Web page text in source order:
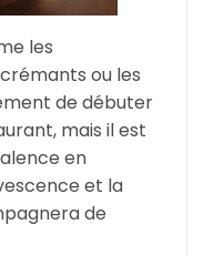
les
ou les
de débuter
mais il est
en
et la
de